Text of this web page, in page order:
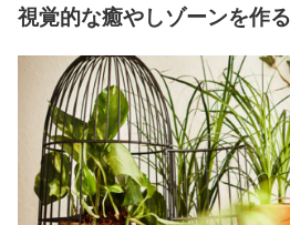
視覚的な癒やしゾーンを作る